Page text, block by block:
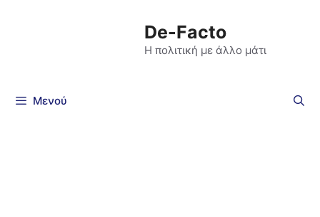
De-Facto
Η πολιτική με άλλο μάτι
Μενού